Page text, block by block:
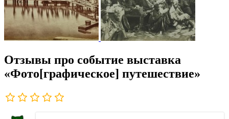
Отзывы про событие выставка
«Фото[графическое] путешествие»